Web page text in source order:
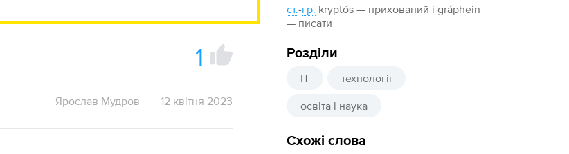
ст.-гр. kryptós — прихований і gráphein
— писати
Розділи
IT технології
освіта і наука
Схожі слова
1
Ярослав Мудров 12 квітня 2023